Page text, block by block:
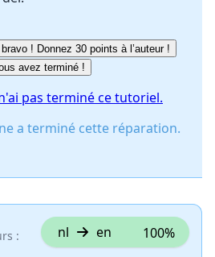
! Donnez 30 points à l’auteur !
avez terminé !
pas terminé ce tutoriel.
a terminé cette réparation.
: nl en 100%